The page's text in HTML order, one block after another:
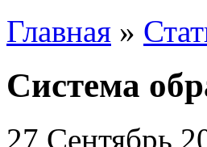
Главная »
Система
27 Сентябрь